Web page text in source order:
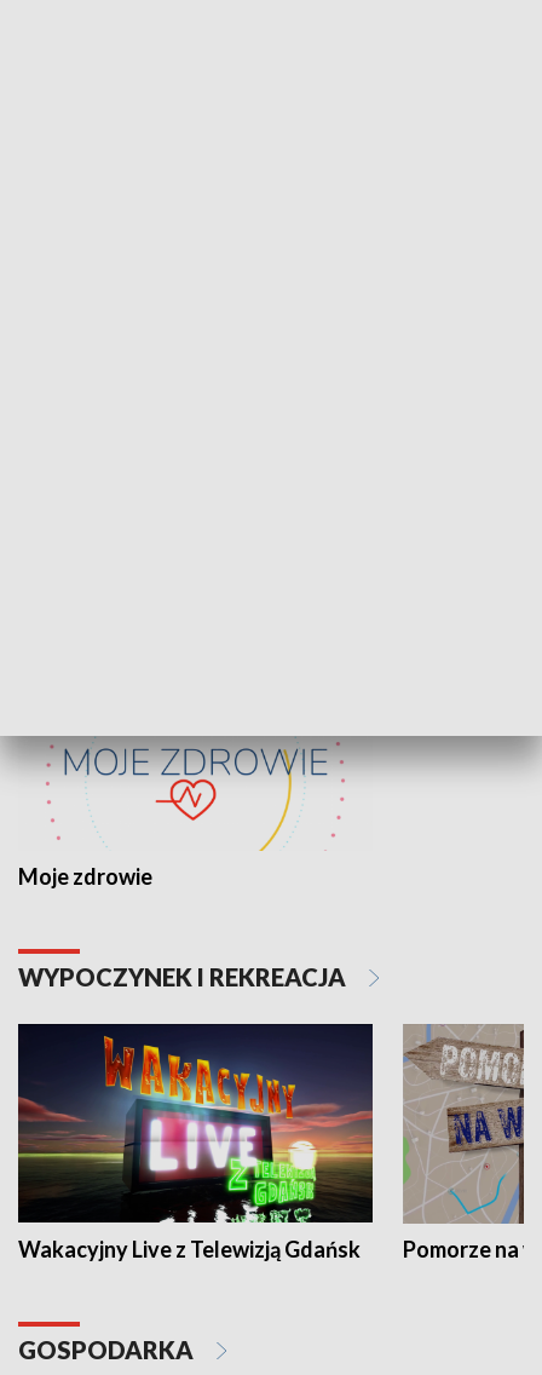
Moje zdrowie
WYPOCZYNEK I REKREACJA
Wakacyjny Live z Telewizją Gdańsk Pomorze na
GOSPODARKA